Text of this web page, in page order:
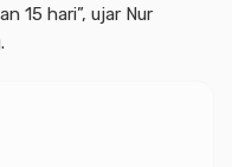
15 hari”, ujar Nur